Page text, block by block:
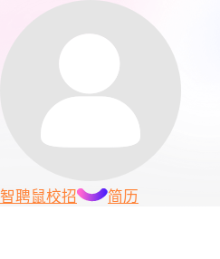
智聘鼠校招 简历